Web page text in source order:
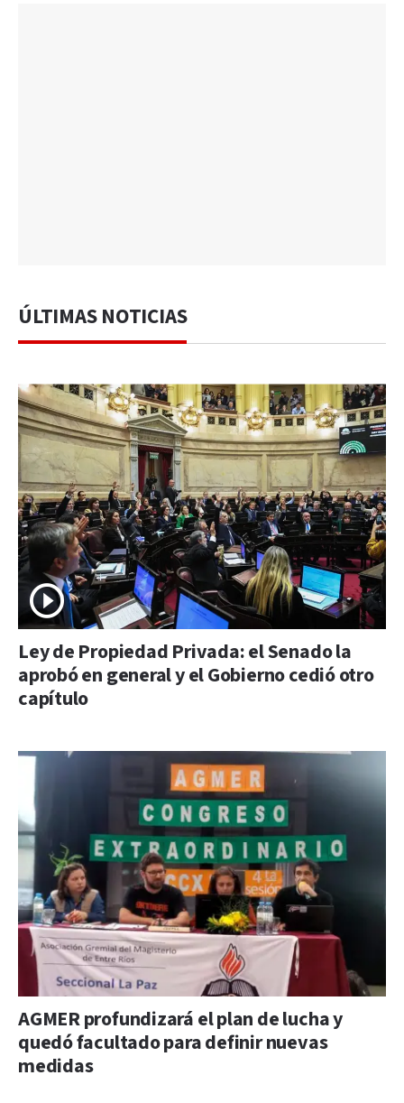
ÚLTIMAS NOTICIAS
Ley de Propiedad Privada: el Senado la
aprobó en general y el Gobierno cedió otro
capítulo
AGMER profundizará el plan de lucha y
quedó facultado para definir nuevas
medidas